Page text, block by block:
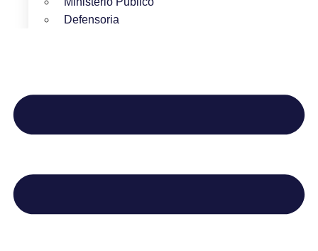
Defensoria